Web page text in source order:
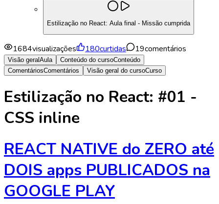
Estilização no React: Aula final - Missão cumprida
1684visualizações 180curtidas 19comentários
Visão geralAula Conteúdo do cursoConteúdo
ComentáriosComentários Visão geral do cursoCurso
Estilização no React: #01 -
CSS inline
REACT NATIVE do ZERO até
DOIS apps PUBLICADOS na
GOOGLE PLAY